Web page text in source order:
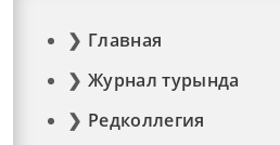
Главная
Журнал турында
Редколлегия